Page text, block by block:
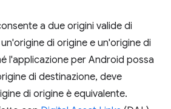
a due origini valide di
di origine e un'origine di
l'applicazione per Android possa
di destinazione, deve
di origine è equivalente.